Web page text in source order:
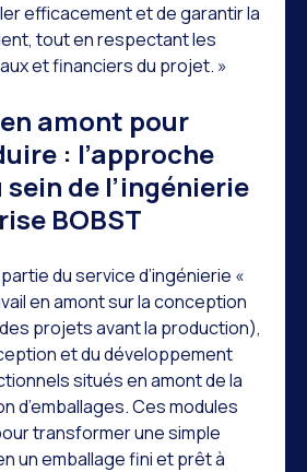
efficacement et de garantir la
tout en respectant les
et financiers du projet. »
amont pour
: l’approche
de l’ingénierie
BOBST
du service d’ingénierie «
en amont sur la conception
projets avant la production),
et du développement
situés en amont de la
d’emballages. Ces modules
transformer une simple
un emballage fini et prêt à